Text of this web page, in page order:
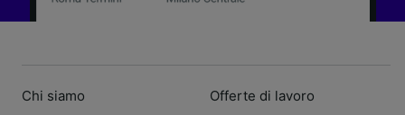
Chi siamo Offerte di lavoro